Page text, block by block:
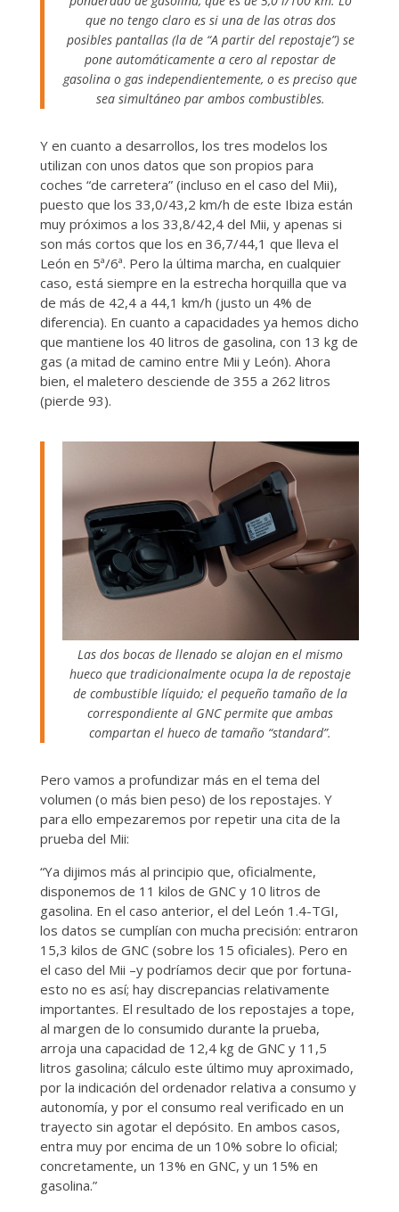
que no tengo claro es si una de las otras dos
posibles pantallas (la de “A partir del repostaje”) se
pone automáticamente a cero al repostar de
gasolina o gas independientemente, o es preciso que
sea simultáneo par ambos combustibles.
Y en cuanto a desarrollos, los tres modelos los
utilizan con unos datos que son propios para
coches “de carretera” (incluso en el caso del Mii),
puesto que los 33,0/43,2 km/h de este Ibiza están
muy próximos a los 33,8/42,4 del Mii, y apenas si
son más cortos que los en 36,7/44,1 que lleva el
León en 5ª/6ª. Pero la última marcha, en cualquier
caso, está siempre en la estrecha horquilla que va
de más de 42,4 a 44,1 km/h (justo un 4% de
diferencia). En cuanto a capacidades ya hemos dicho
que mantiene los 40 litros de gasolina, con 13 kg de
gas (a mitad de camino entre Mii y León). Ahora
bien, el maletero desciende de 355 a 262 litros
(pierde 93).
Las dos bocas de llenado se alojan en el mismo
hueco que tradicionalmente ocupa la de repostaje
de combustible líquido; el pequeño tamaño de la
correspondiente al GNC permite que ambas
compartan el hueco de tamaño “standard”.
Pero vamos a profundizar más en el tema del
volumen (o más bien peso) de los repostajes. Y
para ello empezaremos por repetir una cita de la
prueba del Mii:
“Ya dijimos más al principio que, oficialmente,
disponemos de 11 kilos de GNC y 10 litros de
gasolina. En el caso anterior, el del León 1.4-TGI,
los datos se cumplían con mucha precisión: entraron
15,3 kilos de GNC (sobre los 15 oficiales). Pero en
el caso del Mii –y podríamos decir que por fortuna-
esto no es así; hay discrepancias relativamente
importantes. El resultado de los repostajes a tope,
al margen de lo consumido durante la prueba,
arroja una capacidad de 12,4 kg de GNC y 11,5
litros gasolina; cálculo este último muy aproximado,
por la indicación del ordenador relativa a consumo y
autonomía, y por el consumo real verificado en un
trayecto sin agotar el depósito. En ambos casos,
entra muy por encima de un 10% sobre lo oficial;
concretamente, un 13% en GNC, y un 15% en
gasolina.”